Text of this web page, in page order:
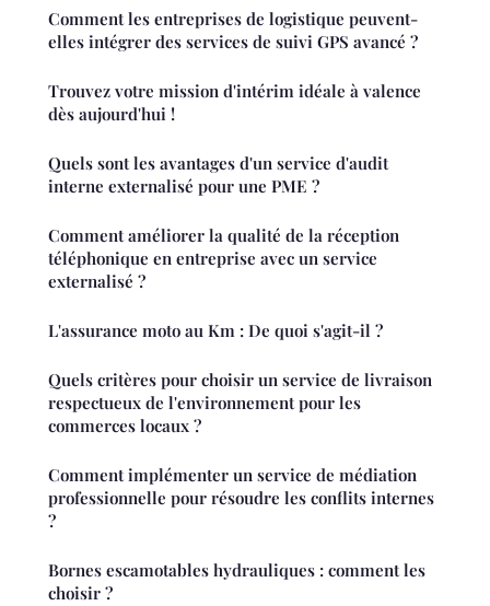
Comment les entreprises de logistique peuvent-
elles intégrer des services de suivi GPS avancé ?
Trouvez votre mission d'intérim idéale à valence
dès aujourd'hui !
Quels sont les avantages d'un service d'audit
interne externalisé pour une PME ?
Comment améliorer la qualité de la réception
téléphonique en entreprise avec un service
externalisé ?
L'assurance moto au Km : De quoi s'agit-il ?
Quels critères pour choisir un service de livraison
respectueux de l'environnement pour les
commerces locaux ?
Comment implémenter un service de médiation
professionnelle pour résoudre les conflits internes
?
Bornes escamotables hydrauliques : comment les
choisir ?